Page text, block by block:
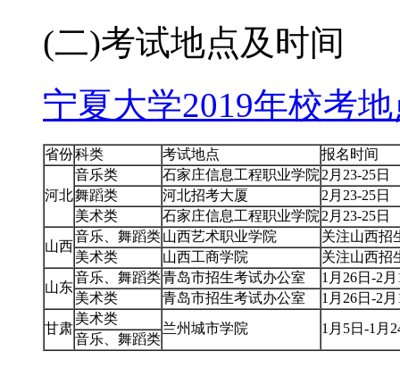
(二)考试地点及时间
宁夏大学2019年校考
省份科类 考试地点 报名时间
河北
音乐类 石家庄信息工程职业学院 2月23-25日
舞蹈类
河北招考大厦
2月23-25日
美术类
石家庄信息工程职业学院 2月23-25日
山西
音乐、舞蹈类山西艺术职业学院
关注山西招
美术类
山西工商学院
关注山西招
山东
音乐、舞蹈类青岛市招生考试办公室
1月26日-2
美术类
青岛市招生考试办公室
1月26日-2
甘肃
美术类
兰州城市学院 1月5日-1月
音乐、舞蹈类